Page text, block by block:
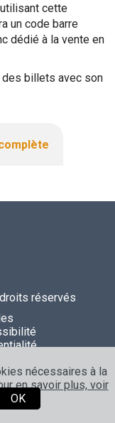
cette
un code barre
dédié à la vente en
billets avec son
réservés
nécessaires à la
en savoir plus, voir
OK